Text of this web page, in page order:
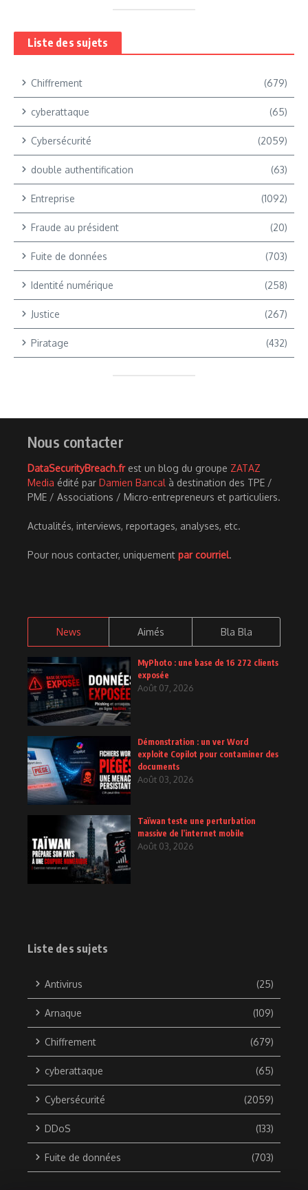
Liste des sujets
Chiffrement (679)
cyberattaque (65)
Cybersécurité (2059)
double authentification (63)
Entreprise (1092)
Fraude au président (20)
Fuite de données (703)
Identité numérique (258)
Justice (267)
Piratage (432)
Nous contacter
DataSecurityBreach.frest un blog du groupe ZATAZ
Media édité par Damien Bancal à destination des TPE /
PME / Associations / Micro-entrepreneurs et particuliers.
Actualités, interviews, reportages, analyses, etc.
Pour nous contacter, uniquement par courriel.
News Aimés Bla Bla
MyPhoto : une base de 16 272 clients
exposée
Août 07, 2026
Démonstration : un ver Word
exploite Copilot pour contaminer des
documents
Août 03, 2026
Taïwan teste une perturbation
massive de l’internet mobile
Août 03, 2026
Liste des sujets
Antivirus (25)
Arnaque (109)
Chiffrement (679)
cyberattaque (65)
Cybersécurité (2059)
DDoS (133)
Fuite de données (703)